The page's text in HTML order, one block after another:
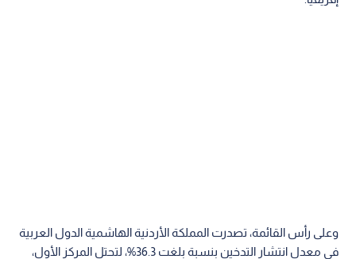
وعلى رأس القائمة، تصدرت المملكة الأردنية الهاشمية الدول العربية
في معدل انتشار التدخين بنسبة بلغت 36.3%، لتحتل المركز الأول،